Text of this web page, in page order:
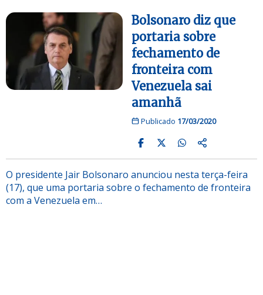
Bolsonaro diz que
portaria sobre
fechamento de
fronteira com
Venezuela sai
amanhã
Publicado 17/03/2020
O presidente Jair Bolsonaro anunciou nesta terça-feira
(17), que uma portaria sobre o fechamento de fronteira
com a Venezuela em…